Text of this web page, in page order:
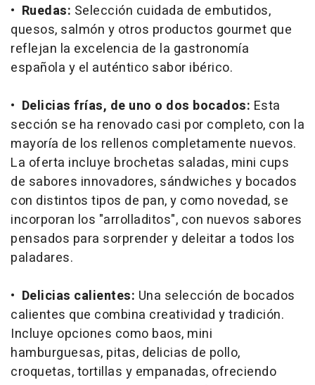
• Ruedas: Selección cuidada de embutidos,
quesos, salmón y otros productos gourmet que
reflejan la excelencia de la gastronomía
española y el auténtico sabor ibérico.
• Delicias frías, de uno o dos bocados: Esta
sección se ha renovado casi por completo, con la
mayoría de los rellenos completamente nuevos.
La oferta incluye brochetas saladas, mini cups
de sabores innovadores, sándwiches y bocados
con distintos tipos de pan, y como novedad, se
incorporan los "arrolladitos", con nuevos sabores
pensados para sorprender y deleitar a todos los
paladares.
• Delicias calientes: Una selección de bocados
calientes que combina creatividad y tradición.
Incluye opciones como baos, mini
hamburguesas, pitas, delicias de pollo,
croquetas, tortillas y empanadas, ofreciendo